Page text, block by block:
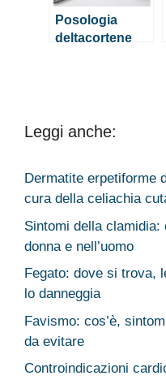
Posologia
deltacortene
Leggi anche:
Dermatite erpetiforme
cura della celiachia
Sintomi della
donna e nell’uomo
Fegato: dove si trova,
lo danneggia
Favismo: cos’è,
da evitare
Controindicazioni